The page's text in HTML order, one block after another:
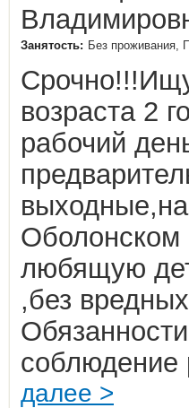
Занятость: Без проживания,
возраста 2
рабочий
любящую
,без
соблюдение
далее >